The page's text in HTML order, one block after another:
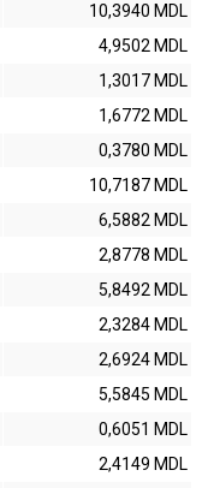
10,3940 MDL
4,9502 MDL
1,3017 MDL
1,6772 MDL
0,3780 MDL
10,7187 MDL
6,5882 MDL
2,8778 MDL
5,8492 MDL
2,3284 MDL
2,6924 MDL
5,5845 MDL
0,6051 MDL
2,4149 MDL